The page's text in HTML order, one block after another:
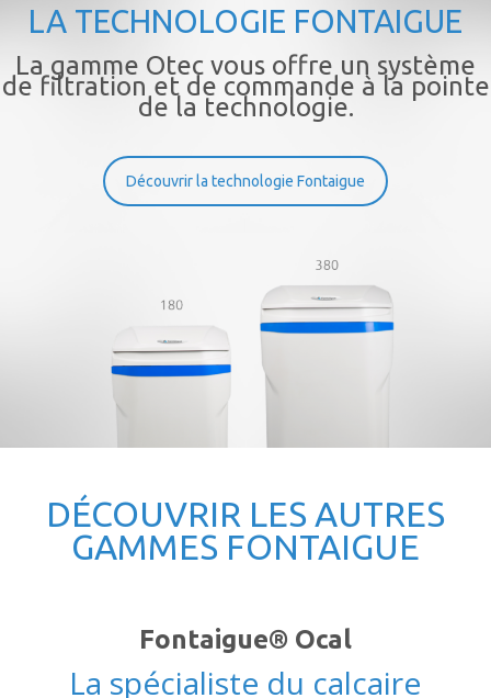
LA TECHNOLOGIE FONTAIGUE
La gamme Otec vous offre un système
de filtration et de commande à la pointe
de la technologie.
Découvrir la technologie Fontaigue
DÉCOUVRIR LES AUTRES
GAMMES FONTAIGUE
Fontaigue® Ocal
La spécialiste du calcaire